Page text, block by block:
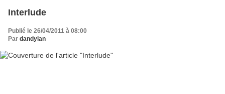
Interlude
Publié le 26/04/2011 à 08:00
Par dandylan